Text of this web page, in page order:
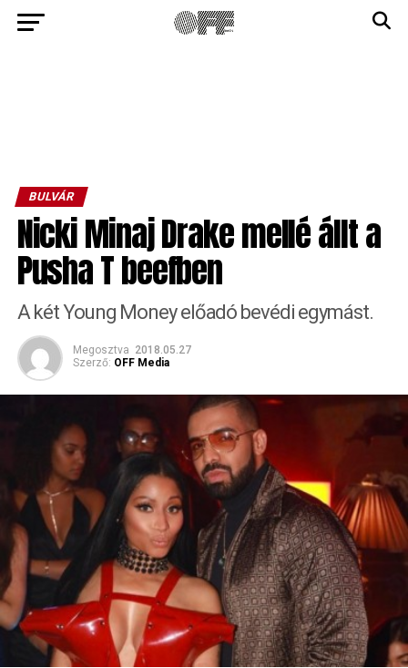
BULVÁR
Nicki Minaj Drake mellé állt a
Pusha T beefben
A két Young Money előadó bevédi egymást.
Megosztva 2018.05.27
Szerző: OFF Media